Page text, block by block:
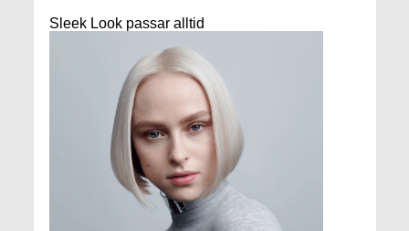
Sleek Look passar alltid